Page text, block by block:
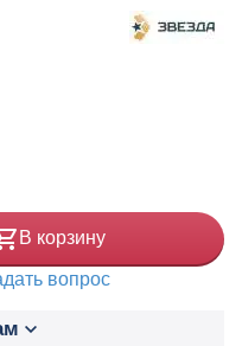
В корзину
вопрос